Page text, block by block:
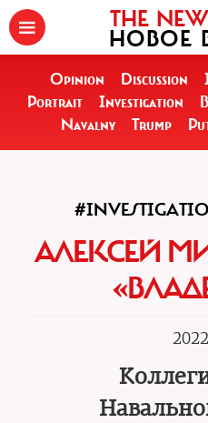
THE
НОВОЕ
Opinion Discussion
Portrait
Investigation
Navalny
Trump
АЛЕКСЕЙ